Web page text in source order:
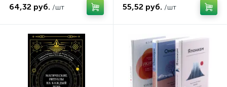
64,32 руб. /шт 55,52 руб. /шт